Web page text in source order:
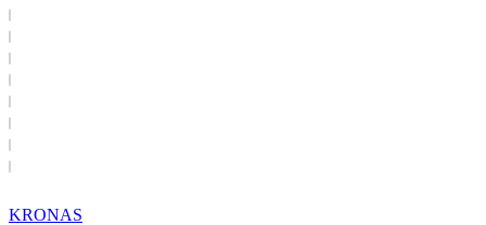
KRONAS